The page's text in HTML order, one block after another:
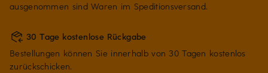
ausgenommen sind Waren im Speditionsversand.
30 Tage kostenlose Rückgabe
Bestellungen können Sie innerhalb von 30 Tagen kostenlos
zurückschicken.